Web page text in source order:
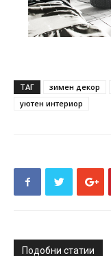
ТАГ зимен декор
уютен интериор
Подобни статии